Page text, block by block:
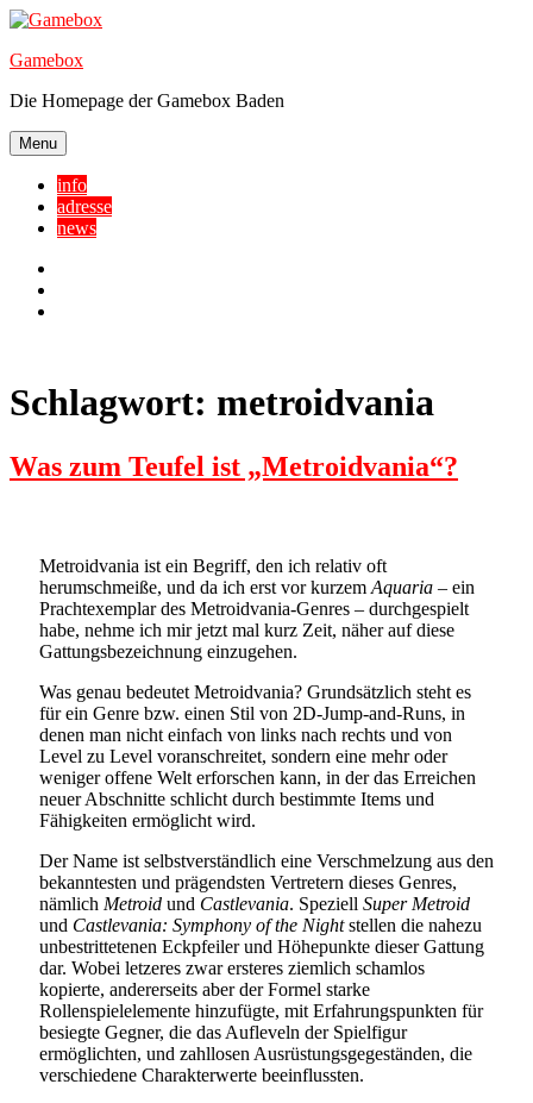
Skip
content
Gamebox
Die Homepage der Gamebox Baden
Menu
info
adresse
news
Schlagwort: metroidvania
Was zum Teufel ist „Metroidvania“?
Metroidvania ist ein Begriff, den ich relativ oft
herumschmeiße, und da ich erst vor kurzem Aquaria – ein
Prachtexemplar des Metroidvania-Genres – durchgespielt
habe, nehme ich mir jetzt mal kurz Zeit, näher auf diese
Gattungsbezeichnung einzugehen.
Was genau bedeutet Metroidvania? Grundsätzlich steht es
für ein Genre bzw. einen Stil von 2D-Jump-and-Runs, in
denen man nicht einfach von links nach rechts und von
Level zu Level voranschreitet, sondern eine mehr oder
weniger offene Welt erforschen kann, in der das Erreichen
neuer Abschnitte schlicht durch bestimmte Items und
Fähigkeiten ermöglicht wird.
Der Name ist selbstverständlich eine Verschmelzung aus den
bekanntesten und prägendsten Vertretern dieses Genres,
nämlich Metroid und Castlevania. Speziell Super Metroid
und Castlevania: Symphony of the Nightstellen die nahezu
unbestrittetenen Eckpfeiler und Höhepunkte dieser Gattung
dar. Wobei letzeres zwar ersteres ziemlich schamlos
kopierte, andererseits aber der Formel starke
Rollenspielelemente hinzufügte, mit Erfahrungspunkten für
besiegte Gegner, die das Aufleveln der Spielfigur
ermöglichten, und zahllosen Ausrüstungsgegeständen, die
verschiedene Charakterwerte beeinflussten.